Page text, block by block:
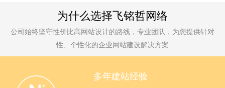
为什么选择飞铭哲网络
公司始终坚守性价比高网站设计的路线，专业团队，为您提供针对
性、个性化的企业网站建设解决方案
多年建站经验